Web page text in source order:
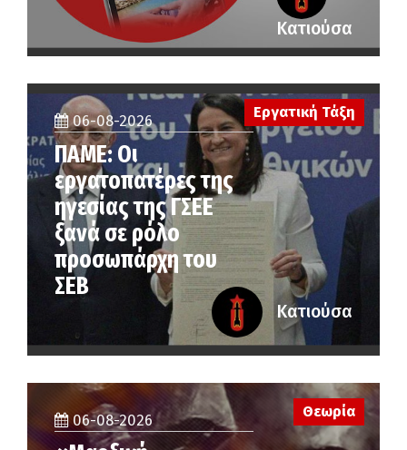
Κατιούσα
06-08-2026
ΠΑΜΕ: Οι
εργατοπατέρες της
ηγεσίας της ΓΣΕΕ
ξανά σε ρόλο
προσωπάρχη του
ΣΕΒ
Εργατική Τάξη
Κατιούσα
06-08-2026
Θεωρία